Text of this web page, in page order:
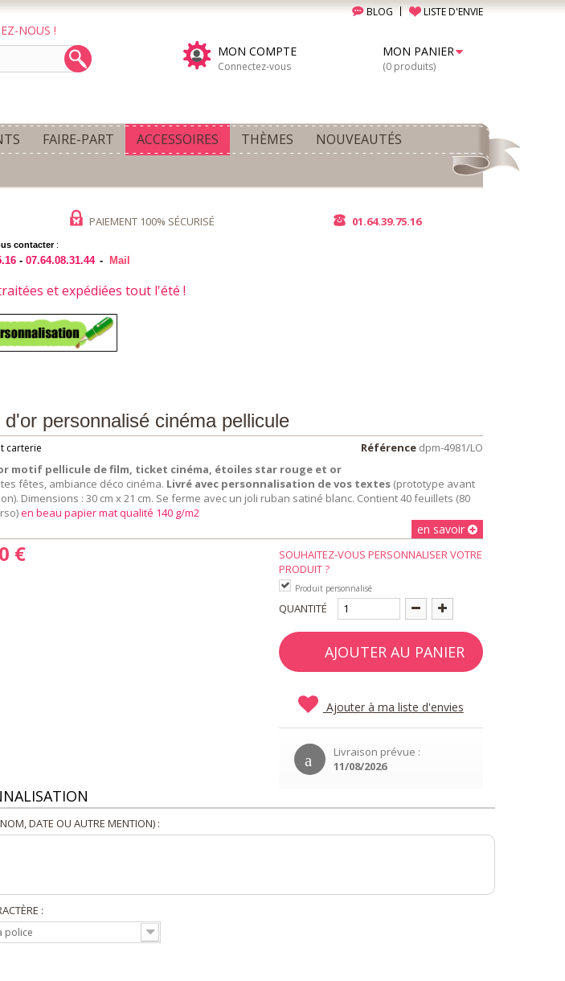
BLOG LISTE D'ENVIE
NOUS !
MON COMPTE
Connectez-vous
MON PANIER
(0 produits)
FAIRE-PART ACCESSOIRES THÈMES
NOUVEAUTÉS
PAIEMENT 100% SÉCURISÉ 01.64.39.75.16
contacter:
-07.64.08.31.44 - Mail
et expédiées tout l'été !
d'or personnalisé cinéma pellicule
Référence dpm-4981/LO
carterie
motif pellicule de film, ticket cinéma, étoiles star rouge et or
fêtes, ambiance déco cinéma. Livré avec personnalisation de vos textes(prototype avant
Dimensions : 30 cm x 21 cm. Se ferme avec un joli ruban satiné blanc. Contient 40 feuillets (80
en beau papier mat qualité 140 g/m2
en savoir
€
SOUHAITEZ-VOUS PERSONNALISER VOTRE
Produit personnalisé
QUANTITÉ
AJOUTER AU PANIER
Ajouter à ma liste d'envies
Livraison prévue :
11/08/2026
DATE OU AUTRE MENTION) :
:
police